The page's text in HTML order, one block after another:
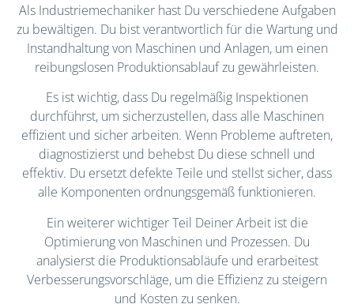
Als Industriemechaniker hast Du verschiedene Aufgaben
zu bewältigen. Du bist verantwortlich für die Wartung und
Instandhaltung von Maschinen und Anlagen, um einen
reibungslosen Produktionsablauf zu gewährleisten.
Es ist wichtig, dass Du regelmäßig Inspektionen
durchführst, um sicherzustellen, dass alle Maschinen
effizient und sicher arbeiten. Wenn Probleme auftreten,
diagnostizierst und behebst Du diese schnell und
effektiv. Du ersetzt defekte Teile und stellst sicher, dass
alle Komponenten ordnungsgemäß funktionieren.
Ein weiterer wichtiger Teil Deiner Arbeit ist die
Optimierung von Maschinen und Prozessen. Du
analysierst die Produktionsabläufe und erarbeitest
Verbesserungsvorschläge, um die Effizienz zu steigern
und Kosten zu senken.